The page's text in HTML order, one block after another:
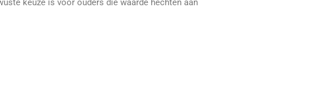
keuze is voor ouders die waarde hechten aan